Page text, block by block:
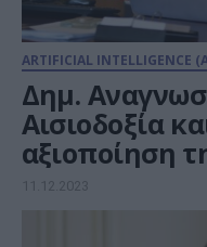
ARTIFICIAL INTELLIGENCE
Δημ.
Αισιοδοξία
αξιοποίηση
Νοημοσύνης
11.12.2023